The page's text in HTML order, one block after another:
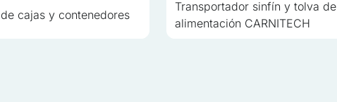
cajas y contenedores
Transportador sinfín y tolva de
alimentación CARNITECH